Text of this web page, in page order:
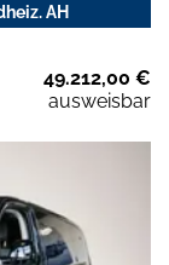
AH
49.212,00 €
ausweisbar